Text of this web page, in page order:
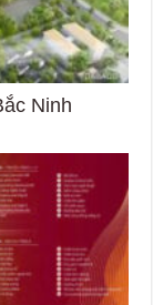
Ninh